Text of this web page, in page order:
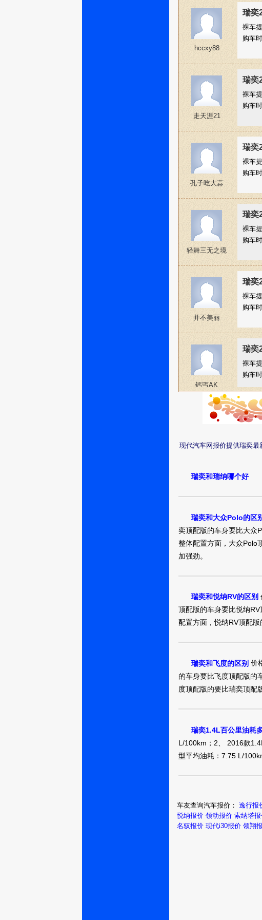
hccxy88
瑞奕
裸车
购车
走天涯21
瑞奕
裸车
购车
孔子吃大蒜
瑞奕
裸车
购车
轻舞三无之境
瑞奕
裸车
购车
并不美丽
瑞奕
裸车
购车
钙丐AK
瑞奕
裸车
购车
瑞奕
购车
爱意了解
裸车
购车
瑞奕
购车
瑞奕
购车
瑞奕
购车
瑞奕
瑞
购车
现代汽车网报价提供瑞奕
瑞奕和瑞纳哪个好
瑞奕和大众Polo的区
奕顶配版的车身要比大众
整体配置方面，大众Polo
加强劲。
瑞奕和悦纳RV的区别
顶配版的车身要比悦纳
配置方面，悦纳RV顶配
瑞奕和飞度的区别价
的车身要比飞度顶配版的
度顶配版的要比瑞奕顶配
瑞奕1.4L百公里油耗
L/100km；2、 2016款
型平均油耗：7.75 L/
车友查询汽车报价： 逸行报
悦纳报价 领动报价 索纳塔报
名驭报价 现代i30报价 领翔